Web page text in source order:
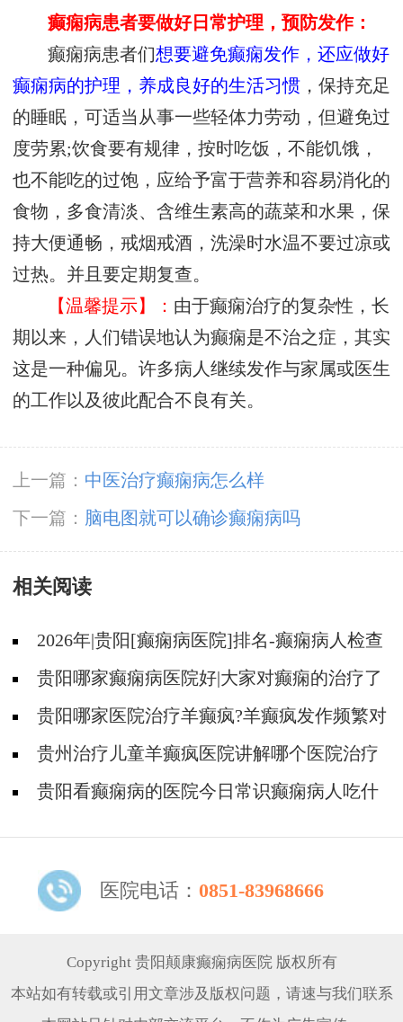
癫痫病患者要做好日常护理，预防发作：
癫痫病患者们想要避免癫痫发作，还应做好
癫痫病的护理，养成良好的生活习惯 ，保持充足
的睡眠，可适当从事一些轻体力劳动，但避免过
度劳累;饮食要有规律，按时吃饭，不能饥饿，
也不能吃的过饱，应给予富于营养和容易消化的
食物，多食清淡、含维生素高的蔬菜和水果，保
持大便通畅，戒烟戒酒，洗澡时水温不要过凉或
过热。并且要定期复查。
【温馨提示】： 由于癫痫治疗的复杂性，长
期以来，人们错误地认为癫痫是不治之症，其实
这是一种偏见。许多病人继续发作与家属或医生
的工作以及彼此配合不良有关。
上一篇： 中医治疗癫痫病怎么样
下一篇： 脑电图就可以确诊癫痫病吗
相关阅读
2026年|贵阳[癫痫病医院]排名-癫痫病人检查
对身体有影响吗?
贵阳哪家癫痫病医院好|大家对癫痫的治疗了
解吗?贵阳哪家医院治疗羊癫疯?羊癫疯发作频繁对
身体有什么危害?
贵州治疗儿童羊癫疯医院讲解哪个医院治疗
羊儿疯好?
贵阳看癫痫病的医院今日常识癫痫病人吃什
医院电话： 0851-83968666
Copyright 贵阳颠康癫痫病医院 版权所有
本站如有转载或引用文章涉及版权问题，请速与我们联系